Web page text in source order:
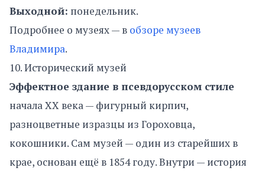
Выходной: понедельник.
Подробнее о музеях — в обзоре музеев
Владимира.
10. Исторический музей
Эффектное здание в псевдорусском стиле
начала XX века — фигурный кирпич,
разноцветные изразцы из Гороховца,
кокошники. Сам музей — один из старейших в
крае, основан ещё в 1854 году. Внутри — история